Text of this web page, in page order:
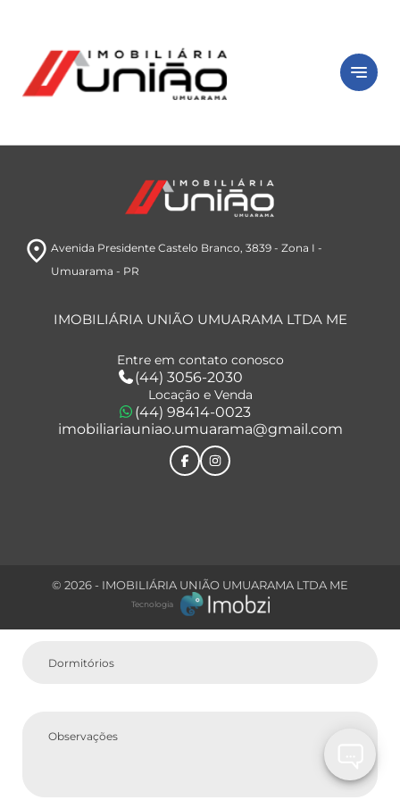
notes
room Avenida Presidente Castelo Branco, 3839- Zona I -
Umuarama - PR
IMOBILIÁRIA UNIÃO UMUARAMA LTDA ME
Entre em contato conosco
(44) 3056-2030
Locação e Venda
(44) 98414-0023
imobiliariauniao.umuarama@gmail.com
© 2026 - IMOBILIÁRIA UNIÃO UMUARAMA LTDA ME
Tecnologia
Peça seu
imóvel